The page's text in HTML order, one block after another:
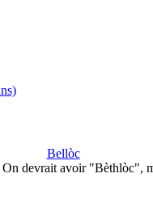
Bellòc
devrait avoir "Bèthlòc",